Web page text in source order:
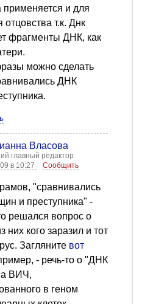
применяется и для
отцовства т.к. Днк
фрагменты ДНК, как
можно сделать
ДНК
Власова
главный редактор
в 10:27
Сообщить
"сравнивались
и преступника" -
решался вопрос о
них кого заразил и тот
Загляните вот
- речь-то о "ДНК
ВИЧ,
в геном